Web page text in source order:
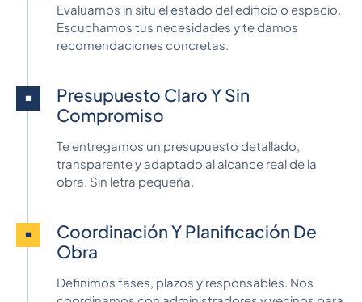
Evaluamos in situ el estado del edificio o espacio.
Escuchamos tus necesidades y te damos
recomendaciones concretas.
Presupuesto Claro Y Sin
Compromiso
Te entregamos un presupuesto detallado,
transparente y adaptado al alcance real de la
obra. Sin letra pequeña.
Coordinación Y Planificación De
Obra
Definimos fases, plazos y responsables. Nos